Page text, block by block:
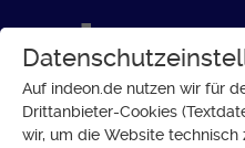
GLAUBE
Auf indeon.de nutzen wir für
Drittanbieter-Cookies
wir, um die Website technisch